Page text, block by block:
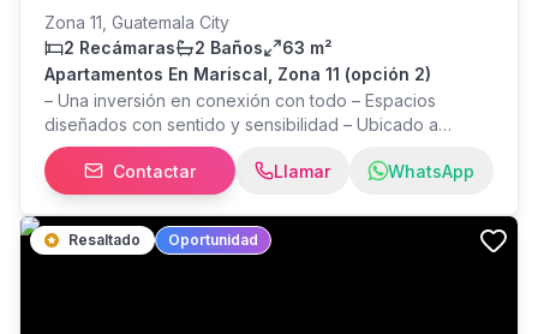
Zona 11, Guatemala City
2 Recámaras
2 Baños
63 m²
Apartamentos En Mariscal, Zona 11 (opción 2)
– Una inversión en conexión con todo – Espacios
diseñados con sentido y sensibilidad – Ubicado a
minutos de todo lo esencial para tu bienestar
Amenidades – Urban park – Business center –
Playground – Fitness center – Studio fit – Playroom –
Open park – Master chef kitchen – Salón social – Piscina
– Movie deck – Pet garden – Sun deck – Sky firepit
Contactar Llamar WhatsApp
Resaltado Oportunidad